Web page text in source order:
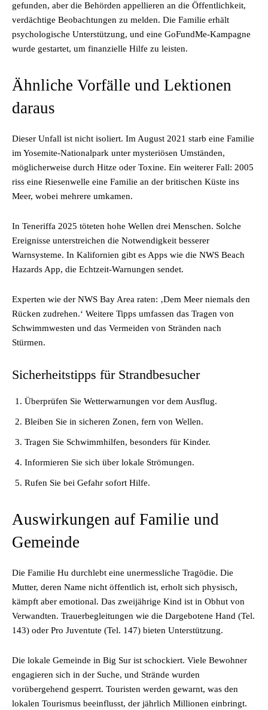
gefunden, aber die Behörden appellieren an die Öffentlichkeit,
verdächtige Beobachtungen zu melden. Die Familie erhält
psychologische Unterstützung, und eine GoFundMe-Kampagne
wurde gestartet, um finanzielle Hilfe zu leisten.
Ähnliche Vorfälle und Lektionen
daraus
Dieser Unfall ist nicht isoliert. Im August 2021 starb eine Familie
im Yosemite-Nationalpark unter mysteriösen Umständen,
möglicherweise durch Hitze oder Toxine. Ein weiterer Fall: 2005
riss eine Riesenwelle eine Familie an der britischen Küste ins
Meer, wobei mehrere umkamen.
In Teneriffa 2025 töteten hohe Wellen drei Menschen. Solche
Ereignisse unterstreichen die Notwendigkeit besserer
Warnsysteme. In Kalifornien gibt es Apps wie die NWS Beach
Hazards App, die Echtzeit-Warnungen sendet.
Experten wie der NWS Bay Area raten: ‚Dem Meer niemals den
Rücken zudrehen.‘ Weitere Tipps umfassen das Tragen von
Schwimmwesten und das Vermeiden von Stränden nach
Stürmen.
Sicherheitstipps für Strandbesucher
Überprüfen Sie Wetterwarnungen vor dem Ausflug.
Bleiben Sie in sicheren Zonen, fern von Wellen.
Tragen Sie Schwimmhilfen, besonders für Kinder.
Informieren Sie sich über lokale Strömungen.
Rufen Sie bei Gefahr sofort Hilfe.
Auswirkungen auf Familie und
Gemeinde
Die Familie Hu durchlebt eine unermessliche Tragödie. Die
Mutter, deren Name nicht öffentlich ist, erholt sich physisch,
kämpft aber emotional. Das zweijährige Kind ist in Obhut von
Verwandten. Trauerbegleitungen wie die Dargebotene Hand (Tel.
143) oder Pro Juventute (Tel. 147) bieten Unterstützung.
Die lokale Gemeinde in Big Sur ist schockiert. Viele Bewohner
engagieren sich in der Suche, und Strände wurden
vorübergehend gesperrt. Touristen werden gewarnt, was den
lokalen Tourismus beeinflusst, der jährlich Millionen einbringt.